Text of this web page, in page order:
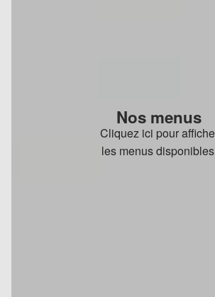
Nos menus
Cliquez ici pour
les menus